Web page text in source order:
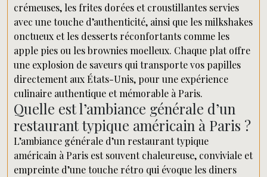
crémeuses, les frites dorées et croustillantes servies
avec une touche d’authenticité, ainsi que les milkshakes
onctueux et les desserts réconfortants comme les
apple pies ou les brownies moelleux. Chaque plat offre
une explosion de saveurs qui transporte vos papilles
directement aux États-Unis, pour une expérience
culinaire authentique et mémorable à Paris.
Quelle est l’ambiance générale d’un
restaurant typique américain à Paris ?
L’ambiance générale d’un restaurant typique
américain à Paris est souvent chaleureuse, conviviale et
empreinte d’une touche rétro qui évoque les diners